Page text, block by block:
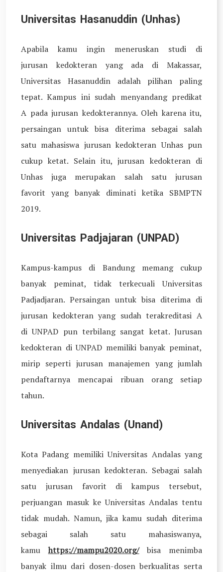
Universitas Hasanuddin (Unhas)
Apabila kamu ingin meneruskan studi di
jurusan kedokteran yang ada di Makassar,
Universitas Hasanuddin adalah pilihan paling
tepat. Kampus ini sudah menyandang predikat
A pada jurusan kedokterannya. Oleh karena itu,
persaingan untuk bisa diterima sebagai salah
satu mahasiswa jurusan kedokteran Unhas pun
cukup ketat. Selain itu, jurusan kedokteran di
Unhas juga merupakan salah satu jurusan
favorit yang banyak diminati ketika SBMPTN
2019.
Universitas Padjajaran (UNPAD)
Kampus-kampus di Bandung memang cukup
banyak peminat, tidak terkecuali Universitas
Padjadjaran. Persaingan untuk bisa diterima di
jurusan kedokteran yang sudah terakreditasi A
di UNPAD pun terbilang sangat ketat. Jurusan
kedokteran di UNPAD memiliki banyak peminat,
mirip seperti jurusan manajemen yang jumlah
pendaftarnya mencapai ribuan orang setiap
tahun.
Universitas Andalas (Unand)
Kota Padang memiliki Universitas Andalas yang
menyediakan jurusan kedokteran. Sebagai salah
satu jurusan favorit di kampus tersebut,
perjuangan masuk ke Universitas Andalas tentu
tidak mudah. Namun, jika kamu sudah diterima
sebagai salah satu mahasiswanya,
kamuhttps://mampu2020.org/bisa menimba
banyak ilmu dari dosen-dosen berkualitas serta